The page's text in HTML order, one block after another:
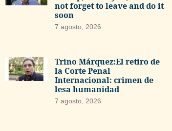
not forget to leave and do it
soon
7 agosto, 2026
Trino Márquez:El retiro de
la Corte Penal
Internacional: crimen de
lesa humanidad
7 agosto, 2026